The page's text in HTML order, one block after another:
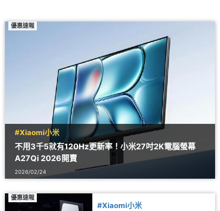
優惠速報
#Xiaomi小米
不用3千5就有120Hz更新率！小米27吋2K電腦螢幕
A27Qi 2026開賣
2026/02/24
優惠速報
#Xiaomi小米